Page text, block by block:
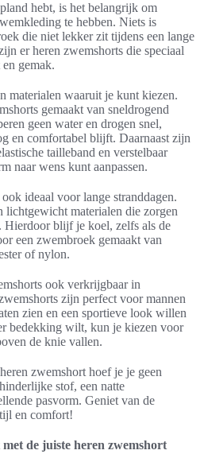
hebt, is het belangrijk om
te hebben. Niets is
die niet lekker zit tijdens een lange
er heren zwemshorts die speciaal
gemak.
materialen waaruit je kunt kiezen.
gemaakt van sneldrogend
geen water en drogen snel,
en comfortabel blijft. Daarnaast zijn
tailleband en verstelbaar
naar wens kunt aanpassen.
ideaal voor lange stranddagen.
lichtgewicht materialen die zorgen
blijf je koel, zelfs als de
een zwembroek gemaakt van
of nylon.
ook verkrijgbaar in
zijn perfect voor mannen
zien en een sportieve look willen
bedekking wilt, kun je kiezen voor
de knie vallen.
zwemshort hoef je je geen
stof, een natte
pasvorm. Geniet van de
en comfort!
de juiste heren zwemshort